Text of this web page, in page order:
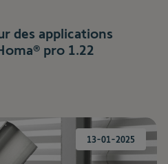
des applications
pro 1.22
13-01-2025